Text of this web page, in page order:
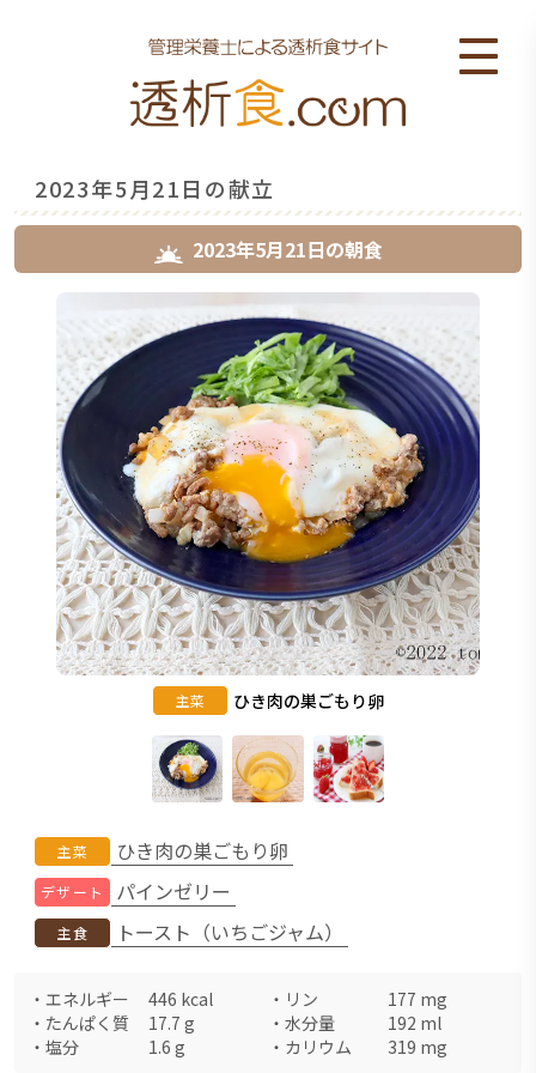
2023年5月21日の献立
2023年5月21日の朝食
主菜 ひき肉の巣ごもり卵
主菜 ひき肉の巣ごもり卵
デザート パインゼリー
主食 トースト（いちごジャム）
・ エネルギー 446 kcal ・ リン 177 mg
・ たんぱく質 17.7 g ・ 水分量 192 ml
・ 塩分 1.6 g ・ カリウム 319 mg